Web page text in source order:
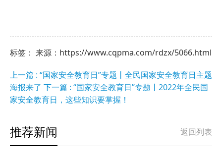
标签： 来源：https://www.cqpma.com/rdzx/5066.html
上一篇 : “国家安全教育日”专题丨全民国家安全教育日主题
海报来了 下一篇 : “国家安全教育日”专题丨2022年全民国
家安全教育日，这些知识要掌握！
返回列表
推荐新闻